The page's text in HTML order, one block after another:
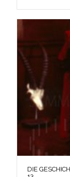
DIE